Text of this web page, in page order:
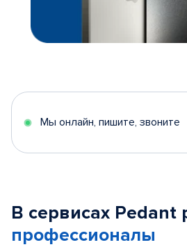
Мы онлайн, пишите, звоните
В сервисах Pedant
профессионалы